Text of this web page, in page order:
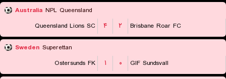
Australia NPL Queensland
Queensland Lions SC
۴ ۲ Brisbane Roar FC
Sweden Superettan
Ostersunds FK
۱ ۰ GIF Sundsvall